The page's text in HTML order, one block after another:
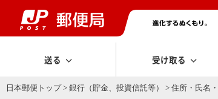
送る 受け取る
日本郵便トップ>銀行（貯金、投資信託等） > 住所・氏名